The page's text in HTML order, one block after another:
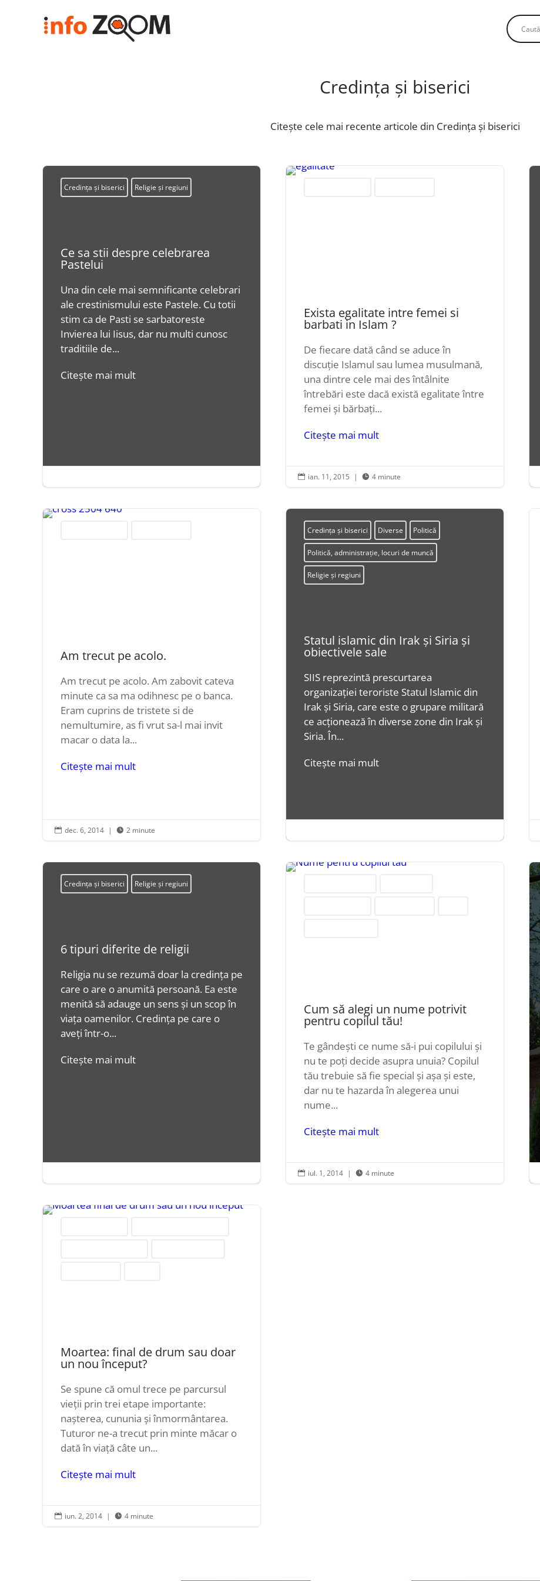
Credința și biserici
Citește cele mai recente articole din Credința și biserici
Credința și biserici Religie și regiuni
Ce sa stii despre celebrarea
Pastelui
Una din cele mai semnificante celebrari
ale crestinismului este Pastele. Cu totii
stim ca de Pasti se sarbatoreste
Invierea lui Iisus, dar nu multi cunosc
traditiile de...
Citește mai mult
Exista egalitate intre femei si
barbati in Islam ?
De fiecare dată când se aduce în
discuție Islamul sau lumea musulmană,
una dintre cele mai des întâlnite
întrebări este dacă există egalitate între
femei și bărbați...
Citește mai mult
 ian. 11, 2015 |  4 minute
Am trecut pe acolo.
Am trecut pe acolo. Am zabovit cateva
minute ca sa ma odihnesc pe o banca.
Eram cuprins de tristete si de
nemultumire, as fi vrut sa-l mai invit
macar o data la...
Citește mai mult
 dec. 6, 2014 |  2 minute
Credința și biserici Diverse Politică
Politică, administrație, locuri de muncă
Religie și regiuni
Statul islamic din Irak şi Siria şi
obiectivele sale
SIIS reprezintă prescurtarea
organizației teroriste Statul Islamic din
Irak și Siria, care este o grupare militară
ce acționează în diverse zone din Irak și
Siria. În...
Citește mai mult
Credința și biserici Religie și regiuni
6 tipuri diferite de religii
Religia nu se rezumă doar la credința pe
care o are o anumită persoană. Ea este
menită să adauge un sens și un scop în
viața oamenilor. Credința pe care o
aveți într-o...
Citește mai mult
Cum să alegi un nume potrivit
pentru copilul tău!
Te gândești ce nume să-i pui copilului și
nu te poți decide asupra unuia? Copilul
tău trebuie să fie special și așa și este,
dar nu te hazarda în alegerea unui
nume...
Citește mai mult
 iul. 1, 2014 |  4 minute
Moartea: final de drum sau doar
un nou început?
Se spune că omul trece pe parcursul
vieții prin trei etape importante:
nașterea, cununia și înmormântarea.
Tuturor ne-a trecut prin minte măcar o
dată în viață câte un...
Citește mai mult
 iun. 2, 2014 |  4 minute